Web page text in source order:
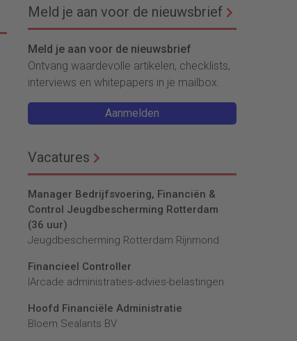
Meld je aan voor de nieuwsbrief
Meld je aan voor de nieuwsbrief
Ontvang waardevolle artikelen, checklists,
interviews en whitepapers in je mailbox.
Aanmelden
Vacatures
Manager Bedrijfsvoering, Financiën &
Control Jeugdbescherming Rotterdam
(36 uur)
Jeugdbescherming Rotterdam Rijnmond
Financieel Controller
lArcade administraties-advies-belastingen
Hoofd Financiële Administratie
Bloem Sealants BV